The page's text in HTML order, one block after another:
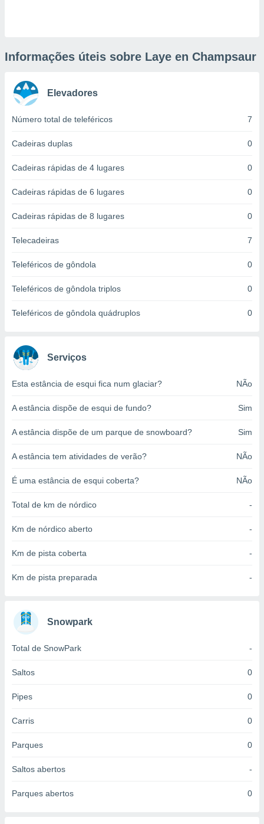
únicos
e
este sitio
de
seus
tal,
na
de
ou aceder
utilizar
medir
medir o
de
fontes,
dados
Informações úteis sobre Laye en Champsaur
Elevadores
Número total de teleféricos 7
Cadeiras duplas 0
Cadeiras rápidas de 4 lugares 0
Cadeiras rápidas de 6 lugares 0
Cadeiras rápidas de 8 lugares 0
Telecadeiras 7
Teleféricos de gôndola 0
Teleféricos de gôndola triplos 0
Teleféricos de gôndola quádruplos 0
Serviços
Esta estância de esqui fica num glaciar? NÃo
A estância dispõe de esqui de fundo? Sim
A estância dispõe de um parque de snowboard? Sim
A estância tem atividades de verão? NÃo
É uma estância de esqui coberta? NÃo
Total de km de nórdico -
Km de nórdico aberto -
Km de pista coberta -
Km de pista preparada -
Snowpark
Total de SnowPark -
Saltos 0
Pipes 0
Carris 0
Parques 0
Saltos abertos -
Parques abertos 0